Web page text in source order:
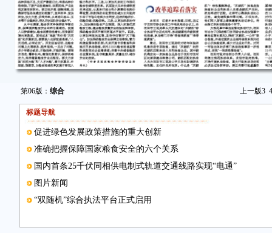
第06版： 综合 上一版3 4
标题导航
促进绿色发展政策措施的重大创新
准确把握保障国家粮食安全的六个关系
国内首条25千伏同相供电制式轨道交通线路实现“电通”
图片新闻
“双随机”综合执法平台正式启用